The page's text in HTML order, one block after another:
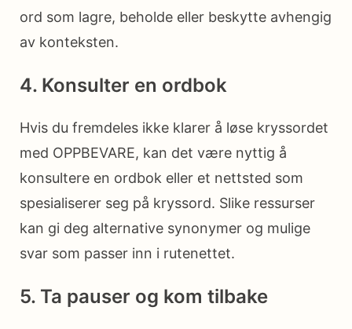
ord som lagre, beholde eller beskytte avhengig
av konteksten.
4. Konsulter en ordbok
Hvis du fremdeles ikke klarer å løse kryssordet
med OPPBEVARE, kan det være nyttig å
konsultere en ordbok eller et nettsted som
spesialiserer seg på kryssord. Slike ressurser
kan gi deg alternative synonymer og mulige
svar som passer inn i rutenettet.
5. Ta pauser og kom tilbake